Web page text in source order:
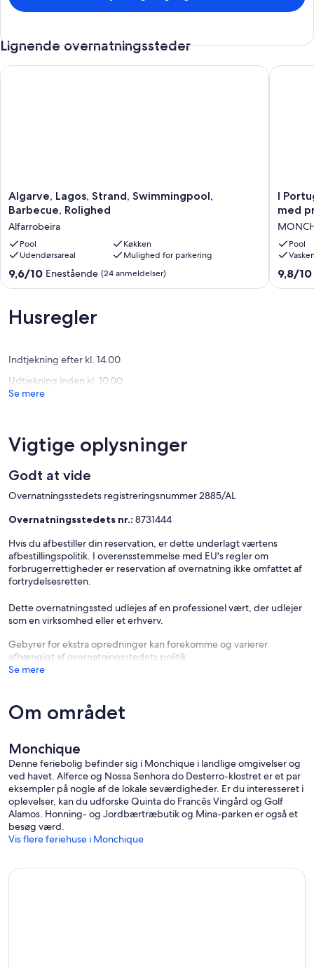
Lignende overnatningssteder
Algarve,
Lagos,
Swimmingpool,
Barbecue,
Rolighed
Alfarrobeira
Algarve, Lagos, Strand, Swimmingpool,
Barbecue, Rolighed
Alfarrobeira
Pool
Køkken
Udendørsareal
Mulighed for parkering
9.6
ud
10,
Enestående,
9,6/10 Enestående (24 anmeldelser)
Algarve, Lagos, Strand, Swimmingpool, Barbecue, Rolighed
I
Algarve,
Pretty
Villa
i
I
med
Pool
9.8
ud
9,8/10
I
Husregler
Indtjekning efter kl. 14.00
Udtjekning inden kl. 10.00
Se mere
Vigtige oplysninger
Godt at vide
Overnatningsstedets registreringsnummer 2885/AL
Overnatningsstedets nr.: 8731444
Hvis du afbestiller din reservation, er dette underlagt værtens
afbestillingspolitik. I overensstemmelse med EU's regler om
forbrugerrettigheder er reservation af overnatning ikke omfattet af
fortrydelsesretten.
Dette overnatningssted udlejes af en professionel vært, der udlejer
som en virksomhed eller et erhverv.
Gebyrer for ekstra opredninger kan forekomme og varierer
afhængigt af overnatningsstedets politik
Se mere
Om området
Monchique
Denne feriebolig befinder sig i Monchique i landlige omgivelser og
ved havet. Alferce og Nossa Senhora do Desterro-klostret er et par
eksempler på nogle af de lokale seværdigheder. Er du interesseret i
oplevelser, kan du udforske Quinta do Francês Vingård og Golf
Alamos. Honning- og Jordbærtræbutik og Mina-parken er også et
besøg værd.
Vis flere feriehuse i Monchique